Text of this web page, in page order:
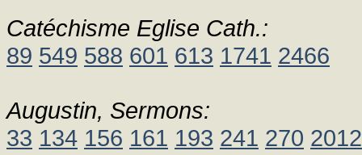
Catéchisme Eglise Cath.:
89 549 588 601 613 1741 2466
Augustin, Sermons:
33 134 156 161 193 241 270 2012